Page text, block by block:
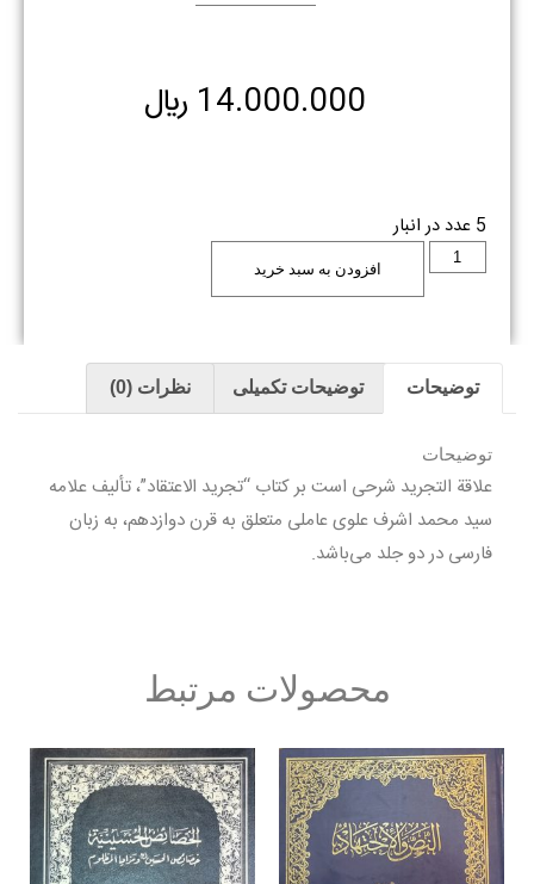
14.000.000 ﷼
5 عدد در انبار
افزودن به سبد خرید
توضیحات توضیحات تکمیلی نظرات (0)
توضیحات
علاقة التجريد شرحى است بر كتاب “تجريد الاعتقاد”، تألیف علامه
سيد محمد اشرف علوى عاملى متعلق به قرن دوازدهم، به زبان
فارسى در دو جلد می‌باشد.
محصولات مرتبط